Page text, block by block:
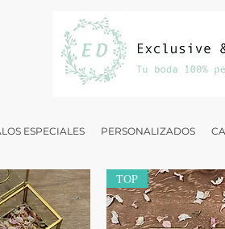
ESPECIALES PERSONALIZADOS
TOP